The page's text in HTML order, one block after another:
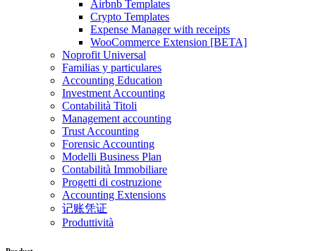
Airbnb Templates
Crypto Templates
Expense Manager with receipts
WooCommerce Extension [BETA]
Noprofit Universal
Familias y particulares
Accounting Education
Investment Accounting
Contabilità Titoli
Management accounting
Trust Accounting
Forensic Accounting
Modelli Business Plan
Contabilità Immobiliare
Progetti di costruzione
Accounting Extensions
记账凭证
Produttività